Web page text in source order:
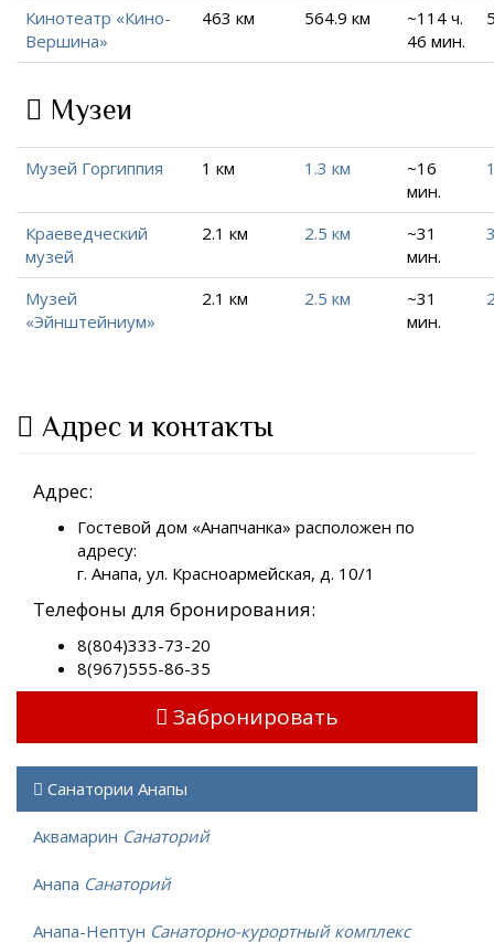
Кинотеатр «Кино-
Вершина»
463 км 564.9 км
~114 ч.
46 мин.
Музеи
Музей Горгиппия 1 км 1.3 км
~16
мин.
Краеведческий
музей
2.1 км 2.5 км
~31
мин.
Музей
«Эйнштейниум»
2.1 км 2.5 км
~31
мин.
Адрес и контакты
Адрес:
Гостевой дом «Анапчанка» расположен по
адресу:
г. Анапа, ул. Красноармейская, д. 10/1
Телефоны для бронирования:
8(804)333-73-20
8(967)555-86-35
Забронировать
Санатории Анапы
Аквамарин Санаторий
Анапа Санаторий
Анапа-Нептун Санаторно-курортный комплекс